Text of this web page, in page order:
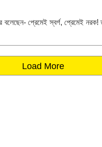
প্রেমেই স্বর্গ, প্রেমেই নরক!
Load More